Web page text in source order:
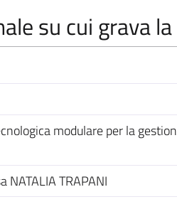
su cui grava
modulare per la
NATALIA TRAPANI